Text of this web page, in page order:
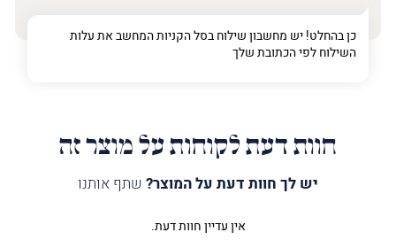
כן בהחלט! יש מחשבון שילוח בסל הקניות המחשב את עלות
השילוח לפי הכתובת שלך
חוות דעת לקוחות על מוצר זה
יש לך חוות דעת על המוצר? שתף אותנו
אין עדיין חוות דעת.